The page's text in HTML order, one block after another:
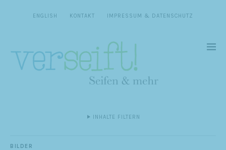
ENGLISH KONTAKT IMPRESSUM & DATENSCHUTZ
INHALTE FILTERN
BILDER